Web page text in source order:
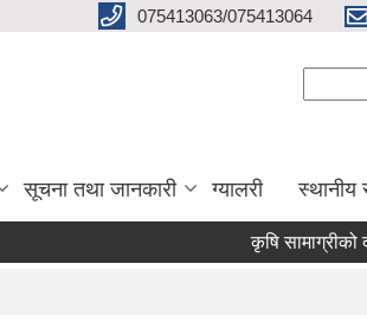
075413063/075413064
सूचना तथा जानकारी ग्यालरी स्थानीय
कृषि सामाग्रीको